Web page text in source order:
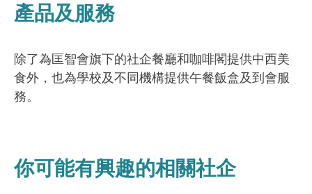
產品及服務
除了為匡智會旗下的社企餐廳和咖啡閣提供中西美
食外，也為學校及不同機構提供午餐飯盒及到會服
務。
你可能有興趣的相關社企